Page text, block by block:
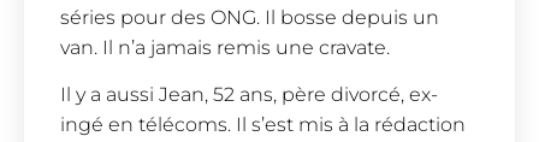
séries pour des ONG. Il bosse depuis un
van. Il n’a jamais remis une cravate.
Il y a aussi Jean, 52 ans, père divorcé, ex-
ingé en télécoms. Il s’est mis à la rédaction